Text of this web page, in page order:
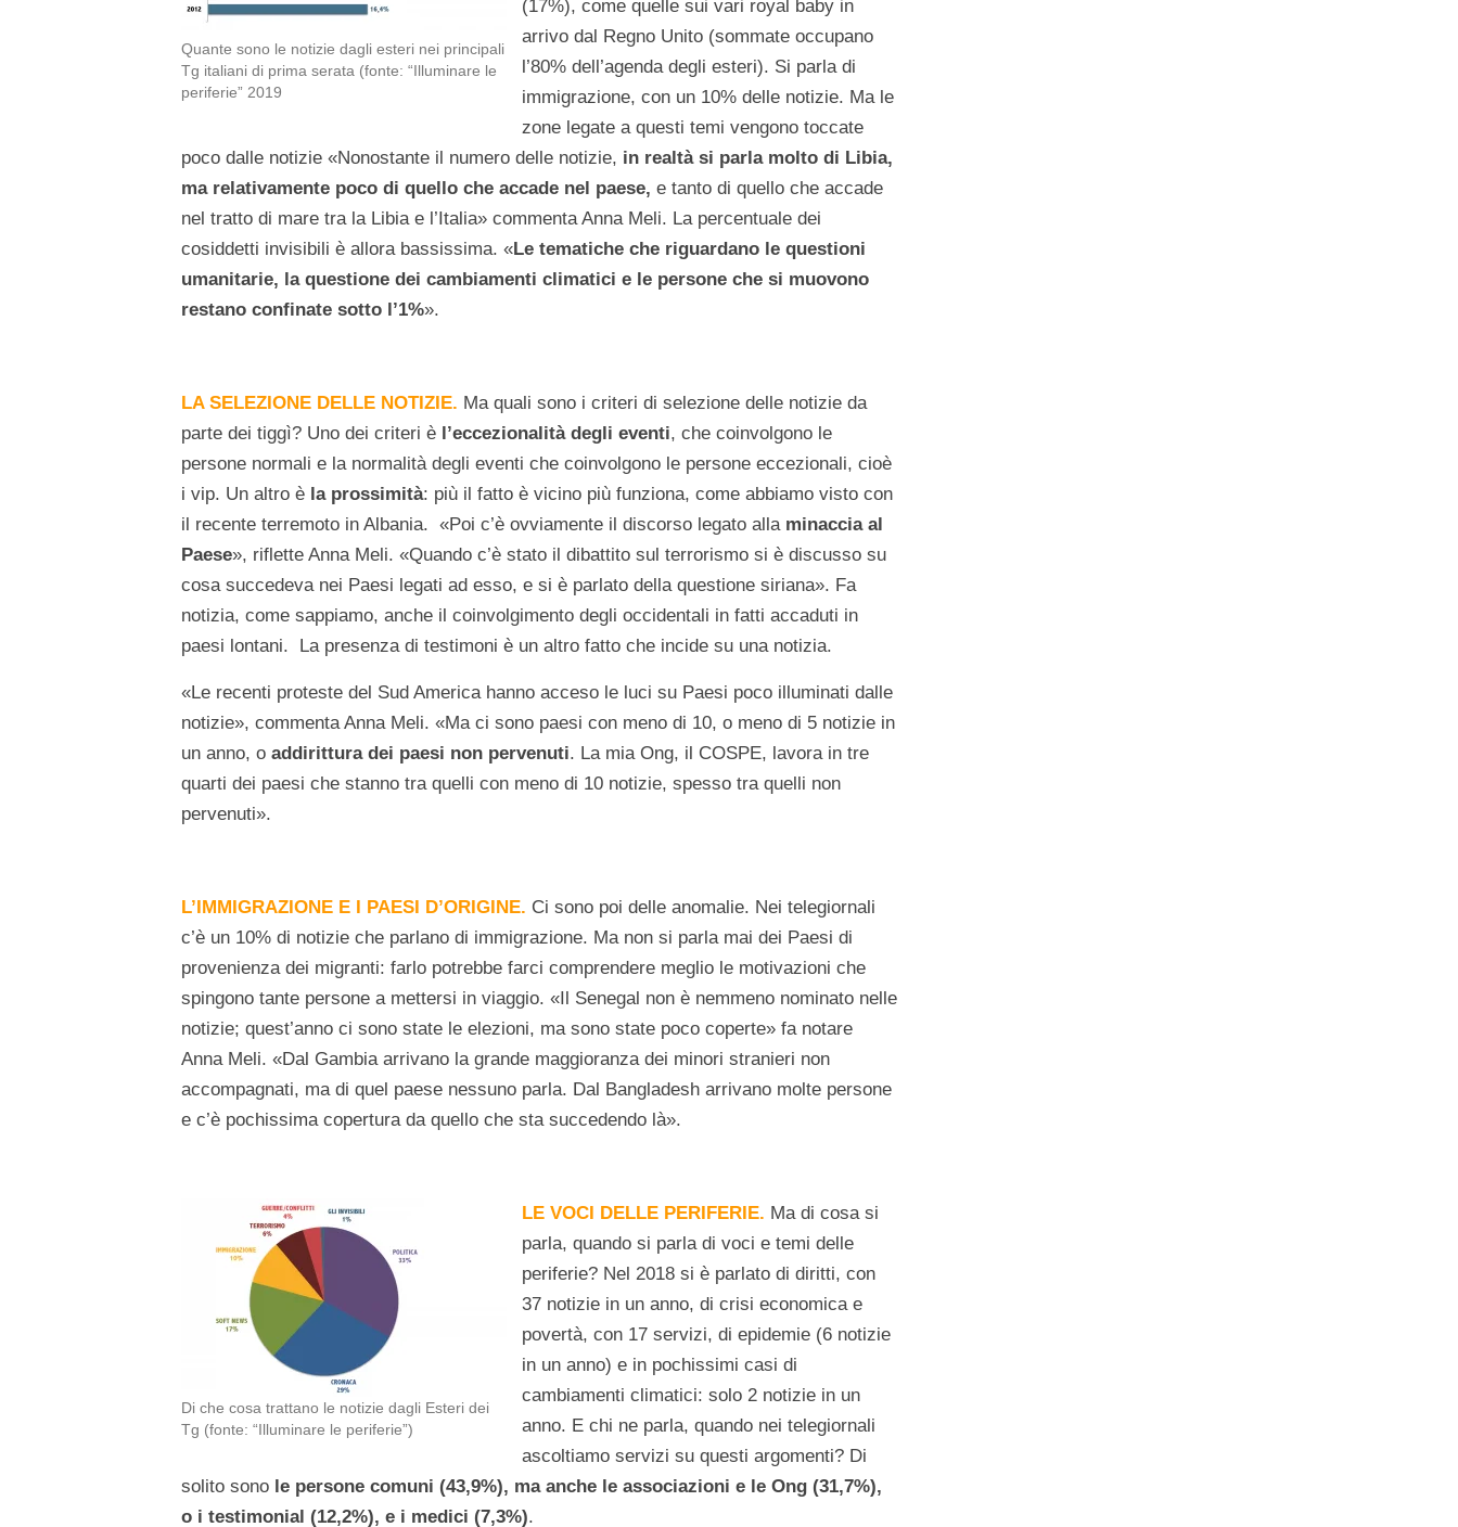
Quante sono le notizie dagli esteri nei principali
Tg italiani di prima serata (fonte: “Illuminare le
periferie” 2019
(17%), come quelle sui vari royal baby in
arrivo dal Regno Unito (sommate occupano
l’80% dell’agenda degli esteri). Si parla di
immigrazione, con un 10% delle notizie. Ma le
zone legate a questi temi vengono toccate
poco dalle notizie «Nonostante il numero delle notizie, in realtà si parla molto di Libia,
ma relativamente poco di quello che accade nel paese, e tanto di quello che accade
nel tratto di mare tra la Libia e l’Italia» commenta Anna Meli. La percentuale dei
cosiddetti invisibili è allora bassissima. «Le tematiche che riguardano le questioni
umanitarie, la questione dei cambiamenti climatici e le persone che si muovono
restano confinate sotto l’1%».
LA SELEZIONE DELLE NOTIZIE. Ma quali sono i criteri di selezione delle notizie da
parte dei tiggì? Uno dei criteri è l’eccezionalità degli eventi, che coinvolgono le
persone normali e la normalità degli eventi che coinvolgono le persone eccezionali, cioè
i vip. Un altro è la prossimità: più il fatto è vicino più funziona, come abbiamo visto con
il recente terremoto in Albania. «Poi c’è ovviamente il discorso legato alla minaccia al
Paese», riflette Anna Meli. «Quando c’è stato il dibattito sul terrorismo si è discusso su
cosa succedeva nei Paesi legati ad esso, e si è parlato della questione siriana». Fa
notizia, come sappiamo, anche il coinvolgimento degli occidentali in fatti accaduti in
paesi lontani. La presenza di testimoni è un altro fatto che incide su una notizia.
«Le recenti proteste del Sud America hanno acceso le luci su Paesi poco illuminati dalle
notizie», commenta Anna Meli. «Ma ci sono paesi con meno di 10, o meno di 5 notizie in
un anno, o addirittura dei paesi non pervenuti. La mia Ong, il COSPE, lavora in tre
quarti dei paesi che stanno tra quelli con meno di 10 notizie, spesso tra quelli non
pervenuti».
L’IMMIGRAZIONE E I PAESI D’ORIGINE. Ci sono poi delle anomalie. Nei telegiornali
c’è un 10% di notizie che parlano di immigrazione. Ma non si parla mai dei Paesi di
provenienza dei migranti: farlo potrebbe farci comprendere meglio le motivazioni che
spingono tante persone a mettersi in viaggio. «Il Senegal non è nemmeno nominato nelle
notizie; quest’anno ci sono state le elezioni, ma sono state poco coperte» fa notare
Anna Meli. «Dal Gambia arrivano la grande maggioranza dei minori stranieri non
accompagnati, ma di quel paese nessuno parla. Dal Bangladesh arrivano molte persone
e c’è pochissima copertura da quello che sta succedendo là».
Di che cosa trattano le notizie dagli Esteri dei
Tg (fonte: “Illuminare le periferie”)
LE VOCI DELLE PERIFERIE. Ma di cosa si
parla, quando si parla di voci e temi delle
periferie? Nel 2018 si è parlato di diritti, con
37 notizie in un anno, di crisi economica e
povertà, con 17 servizi, di epidemie (6 notizie
in un anno) e in pochissimi casi di
cambiamenti climatici: solo 2 notizie in un
anno. E chi ne parla, quando nei telegiornali
ascoltiamo servizi su questi argomenti? Di
solito sono le persone comuni (43,9%), ma anche le associazioni e le Ong (31,7%),
o i testimonial (12,2%), e i medici (7,3%).